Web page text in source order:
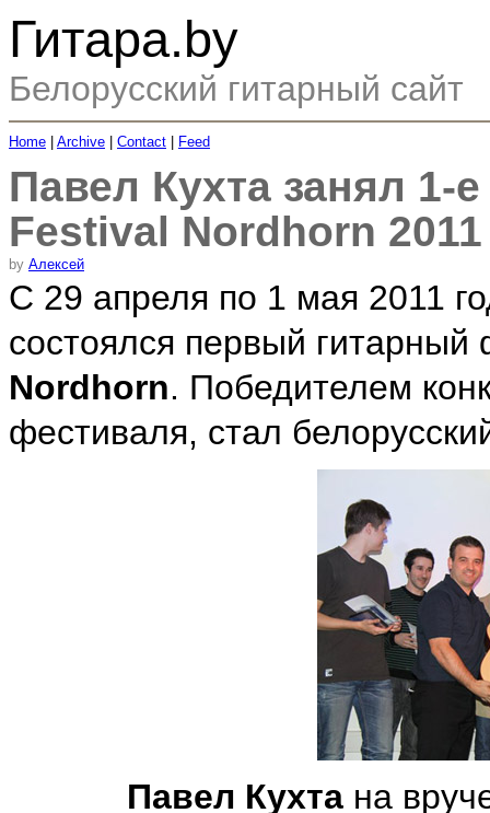
Гитара.by
Белорусский гитарный сайт
Home Archive Contact Feed
Павел Кухта занял 1-
Festival Nordhorn 2011
by Алексей
C 29 апреля по 1 мая 2011
состоялся первый
Nordhorn. Победителем
фестиваля, стал
Павел Кухта на